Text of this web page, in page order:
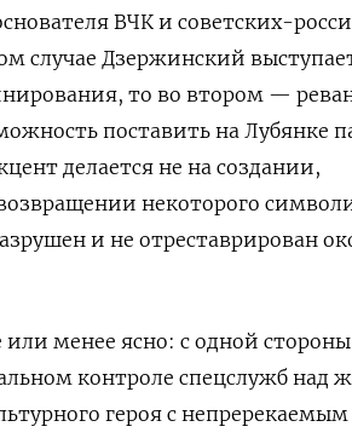
ВЧК и советских-
случае Дзержинский
то во втором —
поставить на Лубянке
делается не на создании,
некоторого
и не отреставрирован
менее ясно: с одной
контроле спецслужб над
героя с